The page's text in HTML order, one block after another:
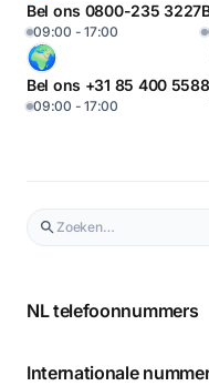
Bel ons 0800-235 3227
09:00 - 17:00
Bel ons +31 85 400 5588
09:00 - 17:00
NL telefoonnummers
Internationale